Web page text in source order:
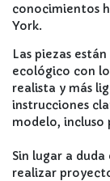
conocimientos
York.
Las piezas
ecológico con
realista y más
instrucciones
modelo, incluso
Sin lugar a
realizar